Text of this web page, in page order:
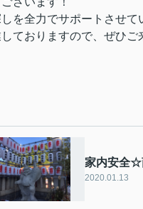
を全力でサポートさせて
ておりますので、ぜひご
家内安全☆
2020.01.13